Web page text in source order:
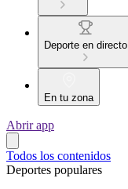
Deporte en directo
En tu zona
Abrir app
Todos los contenidos
Deportes populares